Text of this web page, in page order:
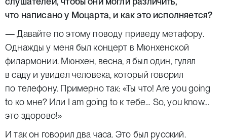
что написано у Моцарта, и как это исполняется?
— Давайте по этому поводу приведу метафору.
Однажды у меня был концерт в Мюнхенской
филармонии. Мюнхен, весна, я был один, гулял
в саду и увидел человека, который говорил
по телефону. Примерно так: «Ты что! Are you going
to ко мне? Или I am going to к тебе… So, you know…
это здорово!»
И так он говорил два часа. Это был русский.